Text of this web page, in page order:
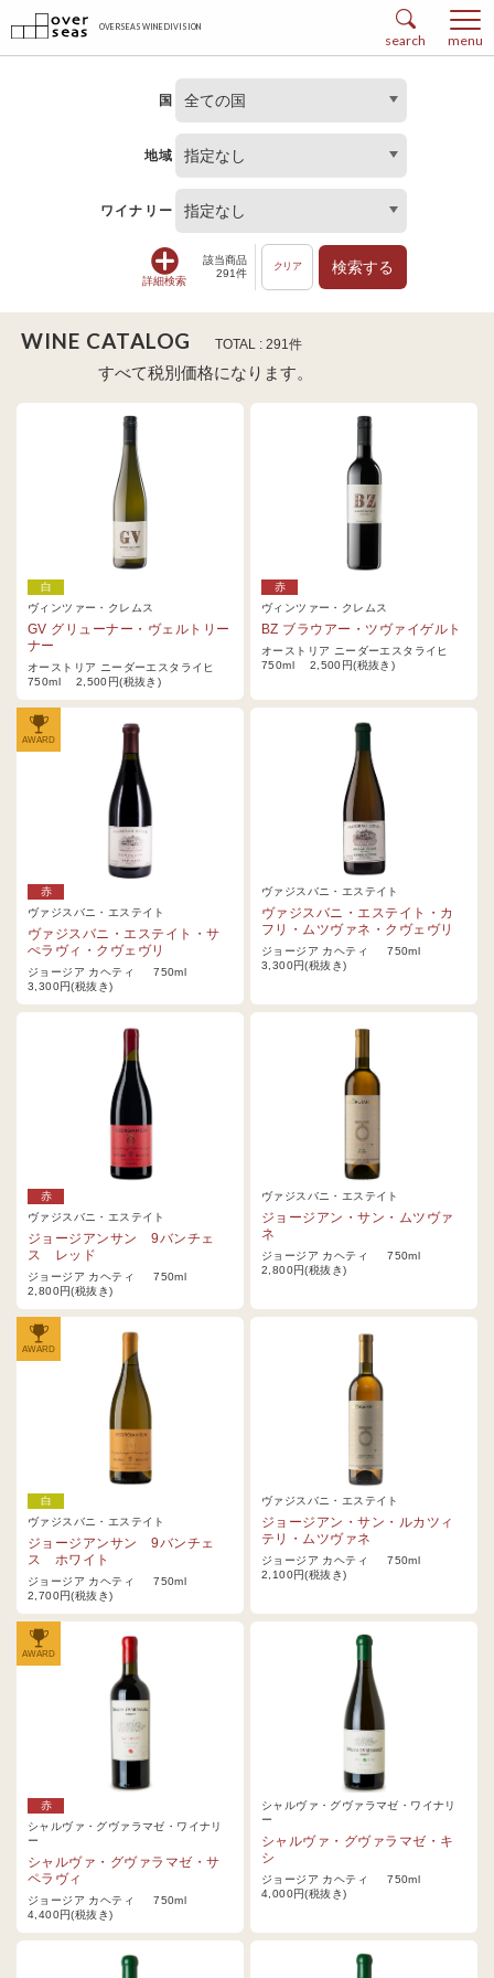
OVERSEAS WINE DIVISION
search menu
国 全ての国
地域 指定なし
ワイナリー 指定なし
詳細検索
該当商品
291件
クリア 検索する
WINE CATALOG TOTAL : 291件
すべて税別価格になります。
白
ヴィンツァー・クレムス
GV グリューナー・ヴェルトリー
ナー
オーストリア ニーダーエスタライヒ
750ml 2,500円(税抜き)
赤
ヴィンツァー・クレムス
BZ ブラウアー・ツヴァイゲルト
オーストリア ニーダーエスタライヒ
750ml 2,500円(税抜き)
AWARD
赤
ヴァジスバニ・エステイト
ヴァジスバニ・エステイト・サ
ぺラヴィ・クヴェヴリ
ジョージア カヘティ 750ml
3,300円(税抜き)
ヴァジスバニ・エステイト
ヴァジスバニ・エステイト・カ
フリ・ムツヴァネ・クヴェヴリ
ジョージア カヘティ 750ml
3,300円(税抜き)
赤
ヴァジスバニ・エステイト
ジョージアンサン 9バンチェ
ス レッド
ジョージア カヘティ 750ml
2,800円(税抜き)
ヴァジスバニ・エステイト
ジョージアン・サン・ムツヴァ
ネ
ジョージア カヘティ 750ml
2,800円(税抜き)
AWARD
白
ヴァジスバニ・エステイト
ジョージアンサン 9バンチェ
ス ホワイト
ジョージア カヘティ 750ml
2,700円(税抜き)
ヴァジスバニ・エステイト
ジョージアン・サン・ルカツィ
テリ・ムツヴァネ
ジョージア カヘティ 750ml
2,100円(税抜き)
AWARD
赤
シャルヴァ・グヴァラマゼ・ワイナリ
ー
シャルヴァ・グヴァラマゼ・サ
ペラヴィ
ジョージア カヘティ 750ml
4,400円(税抜き)
シャルヴァ・グヴァラマゼ・ワイナリ
ー
シャルヴァ・グヴァラマゼ・キ
シ
ジョージア カヘティ 750ml
4,000円(税抜き)